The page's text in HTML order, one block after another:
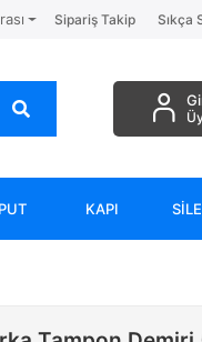
Sipariş Takip Sıkça
KAPI